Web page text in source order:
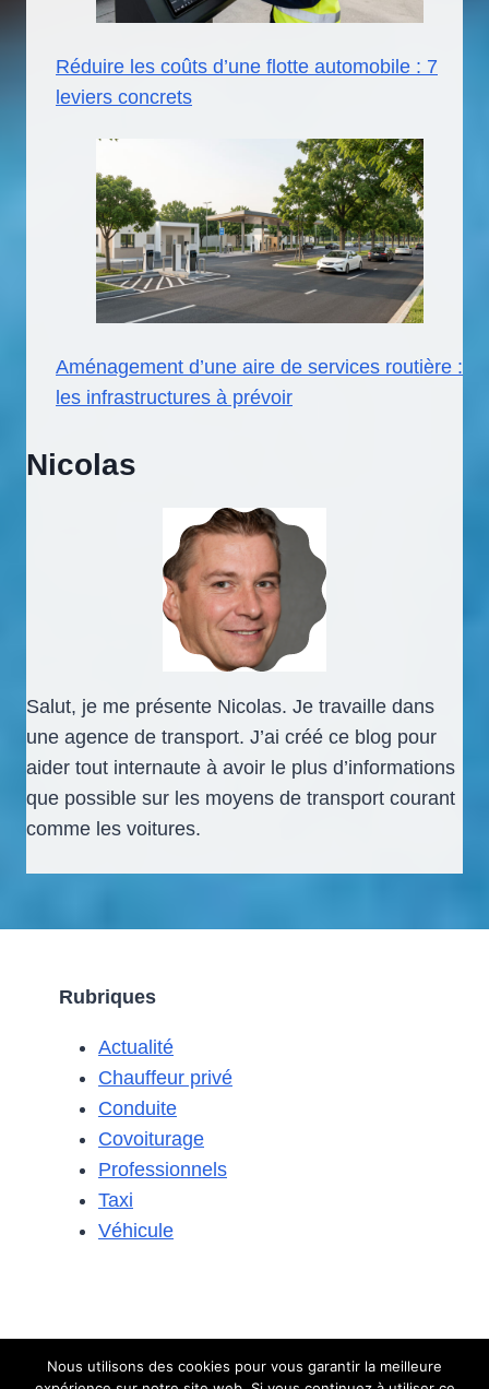
Réduire les coûts d’une flotte automobile : 7
leviers concrets
Aménagement d’une aire de services routière :
les infrastructures à prévoir
Nicolas
Salut, je me présente Nicolas. Je travaille dans
une agence de transport. J’ai créé ce blog pour
aider tout internaute à avoir le plus d’informations
que possible sur les moyens de transport courant
comme les voitures.
Rubriques
Actualité
Chauffeur privé
Conduite
Covoiturage
Professionnels
Taxi
Véhicule
Nous utilisons des cookies pour vous garantir la meilleure